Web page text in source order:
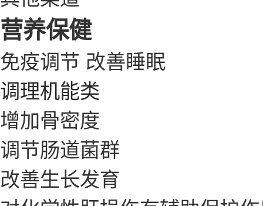
营养保健
免疫调节 改善睡眠
调理机能类
增加骨密度
调节肠道菌群
改善生长发育